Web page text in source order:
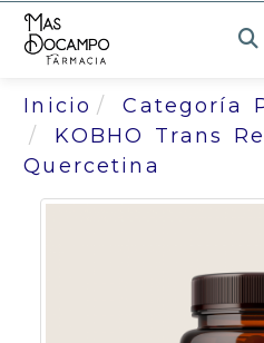
Inicio
Categoría
KOBHO Trans
Quercetina